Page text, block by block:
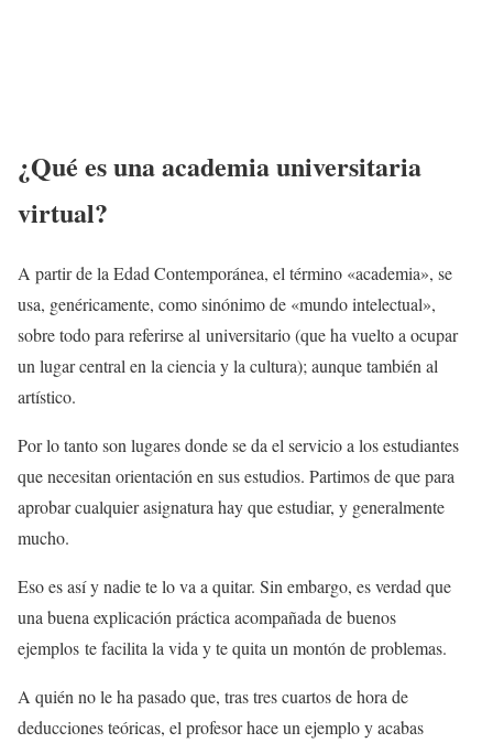
¿Qué es una academia universitaria
virtual?
A partir de la Edad Contemporánea, el término «academia», se
usa, genéricamente, como sinónimo de «mundo intelectual»,
sobre todo para referirse al universitario (que ha vuelto a ocupar
un lugar central en la ciencia y la cultura); aunque también al
artístico.
Por lo tanto son lugares donde se da el servicio a los estudiantes
que necesitan orientación en sus estudios. Partimos de que para
aprobar cualquier asignatura hay que estudiar, y generalmente
mucho.
Eso es así y nadie te lo va a quitar. Sin embargo, es verdad que
una buena explicación práctica acompañada de buenos
ejemplos te facilita la vida y te quita un montón de problemas.
A quién no le ha pasado que, tras tres cuartos de hora de
deducciones teóricas, el profesor hace un ejemplo y acabas